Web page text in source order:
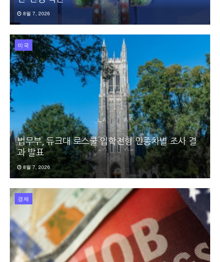
8월 7, 2026
미국
법무부, 듀크대 로스쿨 입학전형 인종차별 조사 결
과 발표
8월 7, 2026
경제